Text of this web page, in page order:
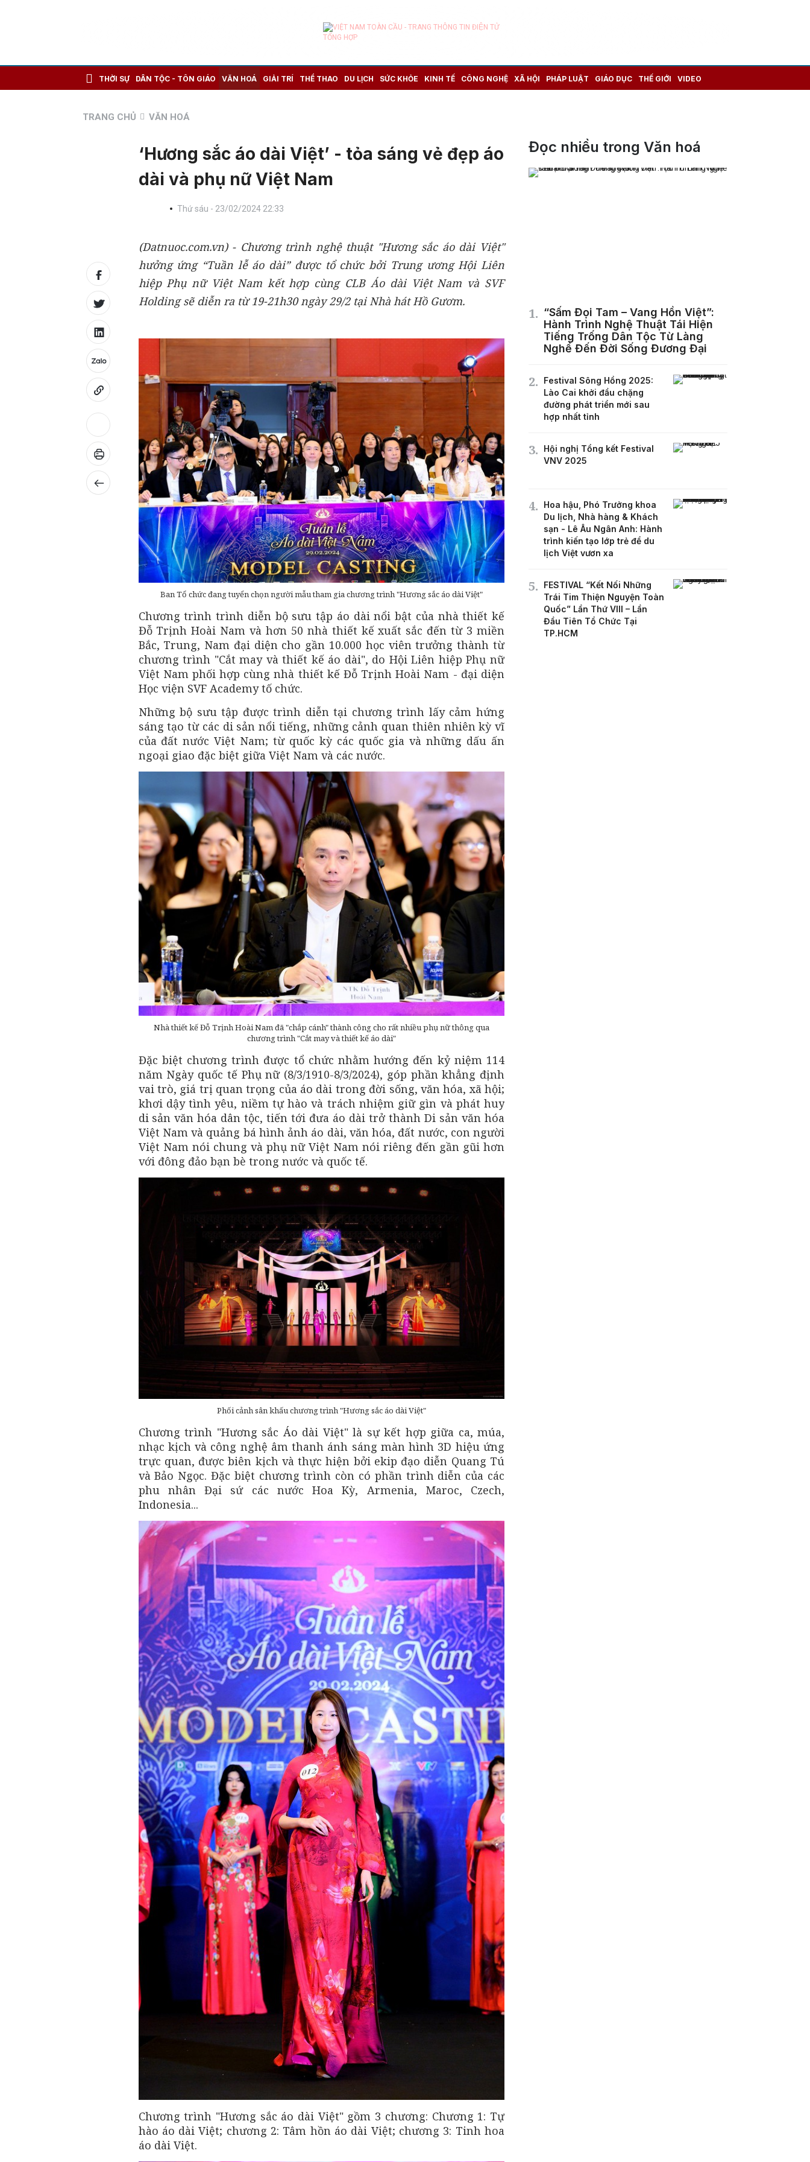
THỜI SỰ DÂN TỘC - TÔN GIÁO VĂN HOÁ GIẢI TRÍ THỂ THAO DU LỊCH SỨC KHỎE KINH TẾ CÔNG NGHỆ XÃ HỘI PHÁP LUẬT GIÁO DỤC THẾ GIỚI VIDEO
TRANG CHỦ VĂN HOÁ
‘Hương sắc áo dài Việt’ - tỏa sáng vẻ đẹp áo
dài và phụ nữ Việt Nam
Thứ sáu - 23/02/2024 22:33
(Datnuoc.com.vn) - Chương trình nghệ thuật "Hương sắc áo dài Việt"
hưởng ứng “Tuần lễ áo dài” được tổ chức bởi Trung ương Hội Liên
hiệp Phụ nữ Việt Nam kết hợp cùng CLB Áo dài Việt Nam và SVF
Holding sẽ diễn ra từ 19-21h30 ngày 29/2 tại Nhà hát Hồ Gươm.
Ban Tổ chức đang tuyển chọn người mẫu tham gia chương trình "Hương sắc áo dài Việt"
Chương trình trình diễn bộ sưu tập áo dài nổi bật của nhà thiết kế
Đỗ Trịnh Hoài Nam và hơn 50 nhà thiết kế xuất sắc đến từ 3 miền
Bắc, Trung, Nam đại diện cho gần 10.000 học viên trưởng thành từ
chương trình "Cắt may và thiết kế áo dài", do Hội Liên hiệp Phụ nữ
Việt Nam phối hợp cùng nhà thiết kế Đỗ Trịnh Hoài Nam - đại diện
Học viện SVF Academy tố chức.
Những bộ sưu tập được trình diễn tại chương trình lấy cảm hứng
sáng tạo từ các di sản nổi tiếng, những cảnh quan thiên nhiên kỳ vĩ
của đất nước Việt Nam; từ quốc kỳ các quốc gia và những dấu ấn
ngoại giao đặc biệt giữa Việt Nam và các nước.
Nhà thiết kế Đỗ Trịnh Hoài Nam đã "chắp cánh" thành công cho rất nhiều phụ nữ thông qua
chương trình "Cắt may và thiết kế áo dài"
Đặc biệt chương trình được tổ chức nhằm hướng đến kỷ niệm 114
năm Ngày quốc tế Phụ nữ (8/3/1910-8/3/2024), góp phần khẳng định
vai trò, giá trị quan trọng của áo dài trong đời sống, văn hóa, xã hội;
khơi dậy tình yêu, niềm tự hào và trách nhiệm giữ gìn và phát huy
di sản văn hóa dân tộc, tiến tới đưa áo dài trở thành Di sản văn hóa
Việt Nam và quảng bá hình ảnh áo dài, văn hóa, đất nước, con người
Việt Nam nói chung và phụ nữ Việt Nam nói riêng đến gần gũi hơn
với đông đảo bạn bè trong nước và quốc tế.
Phối cảnh sân khấu chương trình "Hương sắc áo dài Việt"
Chương trình "Hương sắc Áo dài Việt" là sự kết hợp giữa ca, múa,
nhạc kịch và công nghệ âm thanh ánh sáng màn hình 3D hiệu ứng
trực quan, được biên kịch và thực hiện bởi ekip đạo diễn Quang Tú
và Bảo Ngọc. Đặc biệt chương trình còn có phần trình diễn của các
phu nhân Đại sứ các nước Hoa Kỳ, Armenia, Maroc, Czech,
Indonesia...
Chương trình "Hương sắc áo dài Việt" gồm 3 chương: Chương 1: Tự
hào áo dài Việt; chương 2: Tâm hồn áo dài Việt; chương 3: Tinh hoa
áo dài Việt.
Đọc nhiều trong Văn hoá
“Sấm Đọi Tam – Vang Hồn Việt”:
Hành Trình Nghệ Thuật Tái Hiện
Tiếng Trống Dân Tộc Từ Làng
Nghề Đến Đời Sống Đương Đại
Festival Sông Hồng 2025:
Lào Cai khởi đầu chặng
đường phát triển mới sau
hợp nhất tỉnh
Hội nghị Tổng kết Festival
VNV 2025
Hoa hậu, Phó Trưởng khoa
Du lịch, Nhà hàng & Khách
sạn - Lê Âu Ngân Anh: Hành
trình kiến tạo lớp trẻ để du
lịch Việt vươn xa
FESTIVAL “Kết Nối Những
Trái Tim Thiện Nguyện Toàn
Quốc” Lần Thứ VIII – Lần
Đầu Tiên Tổ Chức Tại
TP.HCM